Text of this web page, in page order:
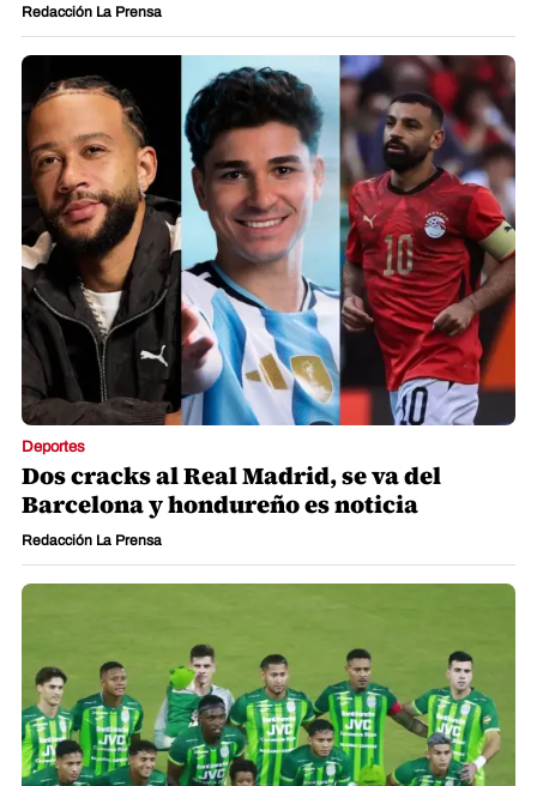
Redacción La Prensa
Deportes
Dos cracks al Real Madrid, se va del
Barcelona y hondureño es noticia
Redacción La Prensa